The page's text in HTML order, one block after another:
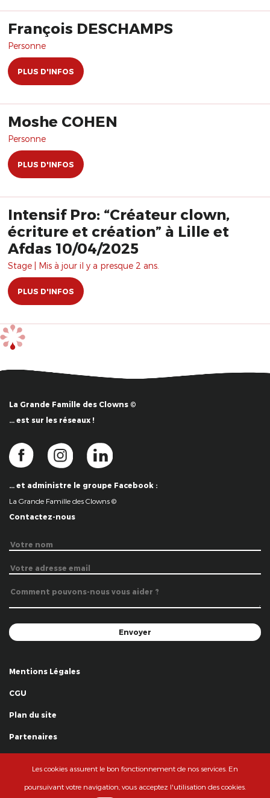
François DESCHAMPS
Personne
PLUS D'INFOS
Moshe COHEN
Personne
PLUS D'INFOS
Intensif Pro: “Créateur clown,
écriture et création” à Lille et
Afdas 10/04/2025
Stage | Mis à jour il y a presque 2 ans.
PLUS D'INFOS
La Grande Famille des Clowns ©
… est sur les réseaux !
… et administre le groupe Facebook :
La Grande Famille des Clowns ©
Contactez-nous
Mentions Légales
CGU
Plan du site
Partenaires
© La Grande Famille des Clowns - 2018
Les cookies assurent le bon fonctionnement de nos services. En
poursuivant votre navigation, vous acceptez l'utilisation des cookies.